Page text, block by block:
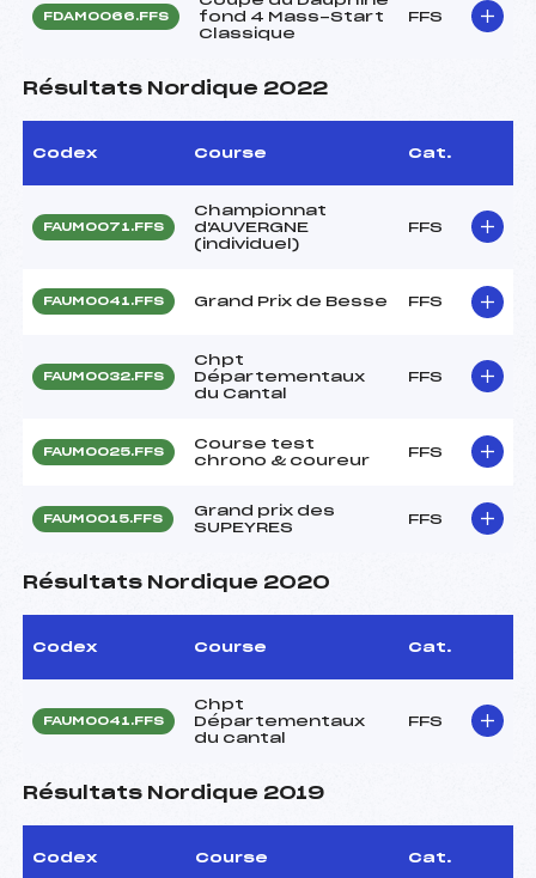
FDAM0066.FFS
fond 4 Mass-Start
Classique
FFS
Résultats Nordique 2022
Codex Course Cat.
FAUM0071.FFS
Championnat
d'AUVERGNE
(individuel)
FFS
FAUM0041.FFS Grand Prix de Besse FFS
FAUM0032.FFS
Chpt
Départementaux
du Cantal
FFS
FAUM0025.FFS
Course test
chrono & coureur
FFS
FAUM0015.FFS
Grand prix des
SUPEYRES
FFS
Résultats Nordique 2020
Codex Course Cat.
FAUM0041.FFS
Chpt
Départementaux
du cantal
FFS
Résultats Nordique 2019
Codex Course Cat.